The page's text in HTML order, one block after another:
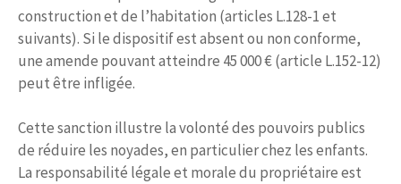
construction et de l’habitation (articles L.128-1 et
suivants). Si le dispositif est absent ou non conforme,
une amende pouvant atteindre 45 000 € (article L.152-12)
peut être infligée.
Cette sanction illustre la volonté des pouvoirs publics
de réduire les noyades, en particulier chez les enfants.
La responsabilité légale et morale du propriétaire est